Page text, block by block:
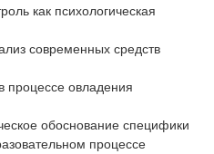
как психологическая
современных средств
овладения
обоснование специфики
процессе